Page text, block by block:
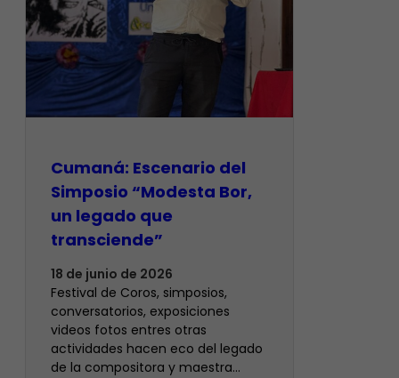
Cumaná: Escenario del
Simposio “Modesta Bor,
un legado que
transciende”
18 de junio de 2026
Festival de Coros, simposios,
conversatorios, exposiciones
videos fotos entres otras
actividades hacen eco del legado
de la compositora y maestra…